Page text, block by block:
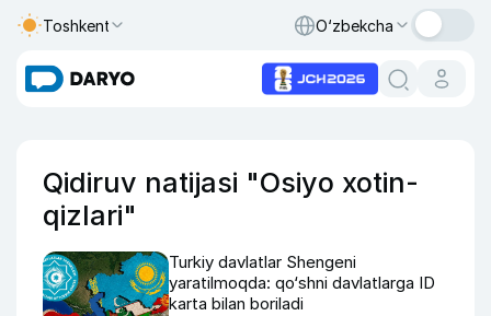
Toshkent O‘zbekcha
Qidiruv natijasi "Osiyo xotin-
qizlari"
Turkiy davlatlar Shengeni
yaratilmoqda: qo‘shni davlatlarga ID
karta bilan boriladi